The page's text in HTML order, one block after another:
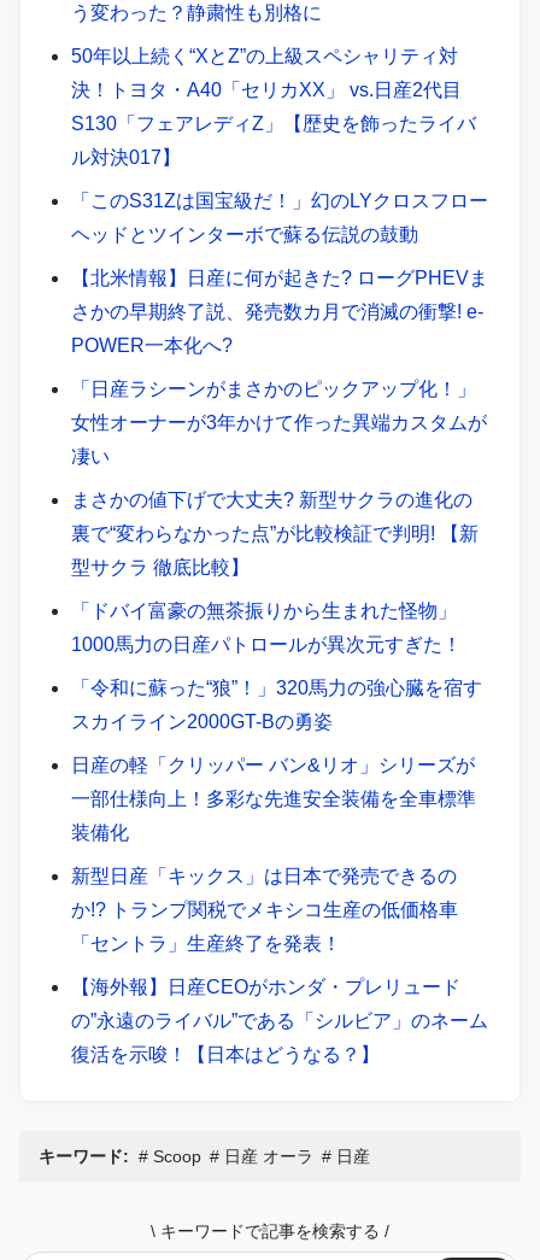
う変わった？静粛性も別格に
50年以上続く“XとZ”の上級スペシャリティ対
決！トヨタ・A40「セリカXX」 vs.日産2代目
S130「フェアレディZ」【歴史を飾ったライバ
ル対決017】
「このS31Zは国宝級だ！」幻のLYクロスフロー
ヘッドとツインターボで蘇る伝説の鼓動
【北米情報】日産に何が起きた? ローグPHEVま
さかの早期終了説、発売数カ月で消滅の衝撃! e-
POWER一本化へ?
「日産ラシーンがまさかのピックアップ化！」
女性オーナーが3年かけて作った異端カスタムが
凄い
まさかの値下げで大丈夫? 新型サクラの進化の
裏で“変わらなかった点”が比較検証で判明! 【新
型サクラ 徹底比較】
「ドバイ富豪の無茶振りから生まれた怪物」
1000馬力の日産パトロールが異次元すぎた！
「令和に蘇った“狼”！」320馬力の強心臓を宿す
スカイライン2000GT-Bの勇姿
日産の軽「クリッパー バン&リオ」シリーズが
一部仕様向上！多彩な先進安全装備を全車標準
装備化
新型日産「キックス」は日本で発売できるの
か!? トランプ関税でメキシコ生産の低価格車
「セントラ」生産終了を発表！
【海外報】日産CEOがホンダ・プレリュード
の”永遠のライバル”である「シルビア」のネーム
復活を示唆！【日本はどうなる？】
キーワード: Scoop 日産 オーラ 日産
\ キーワードで記事を検索する /